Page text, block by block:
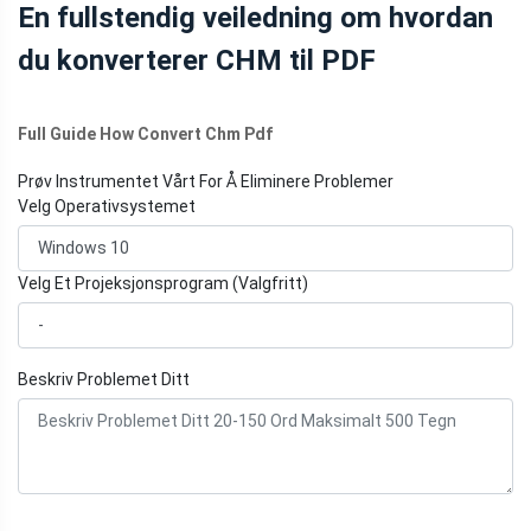
En fullstendig veiledning om hvordan
du konverterer CHM til PDF
Full Guide How Convert Chm Pdf
Prøv Instrumentet Vårt For Å Eliminere Problemer
Velg Operativsystemet
Velg Et Projeksjonsprogram (Valgfritt)
Beskriv Problemet Ditt